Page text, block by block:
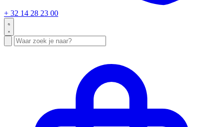
+ 32 14 28 23 00